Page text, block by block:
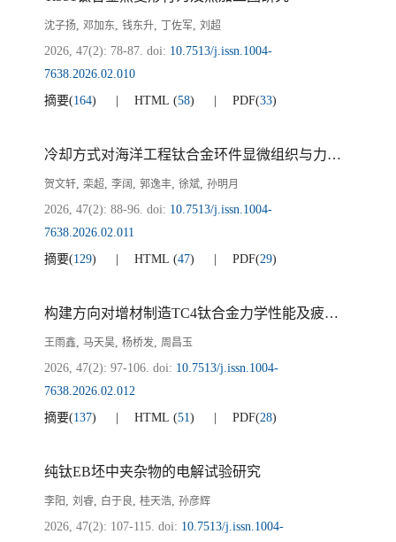
沈子扬, 邓加东, 钱东升, 丁佐军, 刘超
2026, 47(2): 78-87. doi: 10.7513/j.issn.1004-
7638.2026.02.010
摘要(164) HTML (58) PDF(33)
冷却方式对海洋工程钛合金环件显微组织与力学性能的影响
贺文轩, 栾超, 李阔 , 郭逸丰, 徐斌, 孙明月
2026, 47(2): 88-96. doi: 10.7513/j.issn.1004-
7638.2026.02.011
摘要(129) HTML (47) PDF(29)
构建方向对增材制造TC4钛合金力学性能及疲劳行为的影响
王雨鑫, 马天昊, 杨桥发, 周昌玉
2026, 47(2): 97-106. doi: 10.7513/j.issn.1004-
7638.2026.02.012
摘要(137) HTML (51) PDF(28)
纯钛EB坯中夹杂物的电解试验研究
李阳 , 刘睿, 白于良, 桂天浩, 孙彦辉
2026, 47(2): 107-115. doi: 10.7513/j.issn.1004-